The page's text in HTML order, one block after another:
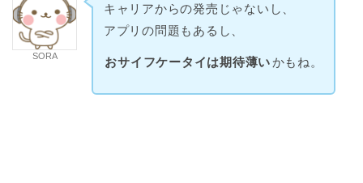
SORA
キャリアからの発売じゃないし、
アプリの問題もあるし、
おサイフケータイは期待薄いかもね。